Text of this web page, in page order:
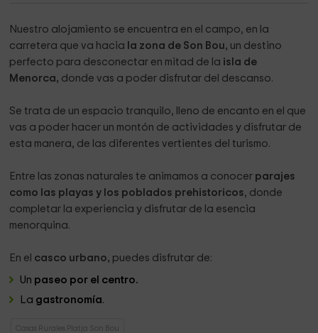
Nuestro alojamiento se encuentra en el campo, en la
carretera que va hacia la zona de Son Bou, un destino
perfecto para desconectar en mitad de la isla de
Menorca, donde vas a poder disfrutar del descanso.
Se trata de un espacio tranquilo, lleno de encanto en el que
vas a poder hacer un montón de actividades y disfrutar de
esta manera, de las diferentes vertientes del turismo.
Entre las zonas naturales te animamos a conocer parajes
como las playas y los poblados prehistoricos, donde
completar la experiencia y disfrutar de la esencia
menorquina.
En el casco urbano, puedes disfrutar de:
Un paseo por el centro.
La gastronomía.
Casas Rurales Platja Son Bou